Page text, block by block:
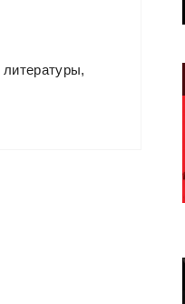
литературы,